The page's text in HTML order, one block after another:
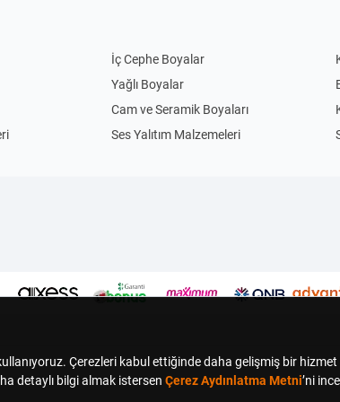
İç Cephe Boyalar
Yağlı Boyalar
Cam ve Seramik Boyaları
Ses Yalıtım Malzemeleri
Kamp Sandalyesi
Elbise ve Aksesuar Askıları
Oyuncak Kutuları